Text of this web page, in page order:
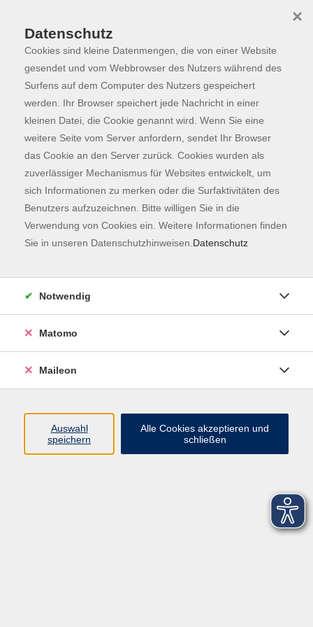
Skip to main content
Programm
Der Kurs konnte nicht gefunden werden.
Kontaktformular
Impressum
AGB
Datenschutzerklärung
Datenschutz
Cookies sind kleine Datenmengen, die von einer Website
gesendet und vom Webbrowser des Nutzers während des
Surfens auf dem Computer des Nutzers gespeichert
werden. Ihr Browser speichert jede Nachricht in einer
kleinen Datei, die Cookie genannt wird. Wenn Sie eine
weitere Seite vom Server anfordern, sendet Ihr Browser
das Cookie an den Server zurück. Cookies wurden als
zuverlässiger Mechanismus für Websites entwickelt, um
sich Informationen zu merken oder die Surfaktivitäten des
Benutzers aufzuzeichnen. Bitte willigen Sie in die
Verwendung von Cookies ein. Weitere Informationen finden
Sie in unseren Datenschutzhinweisen. Datenschutz
×
Notwendig
Matomo
Maileon
Auswahl
speichern
Alle Cookies akzeptieren und
schließen